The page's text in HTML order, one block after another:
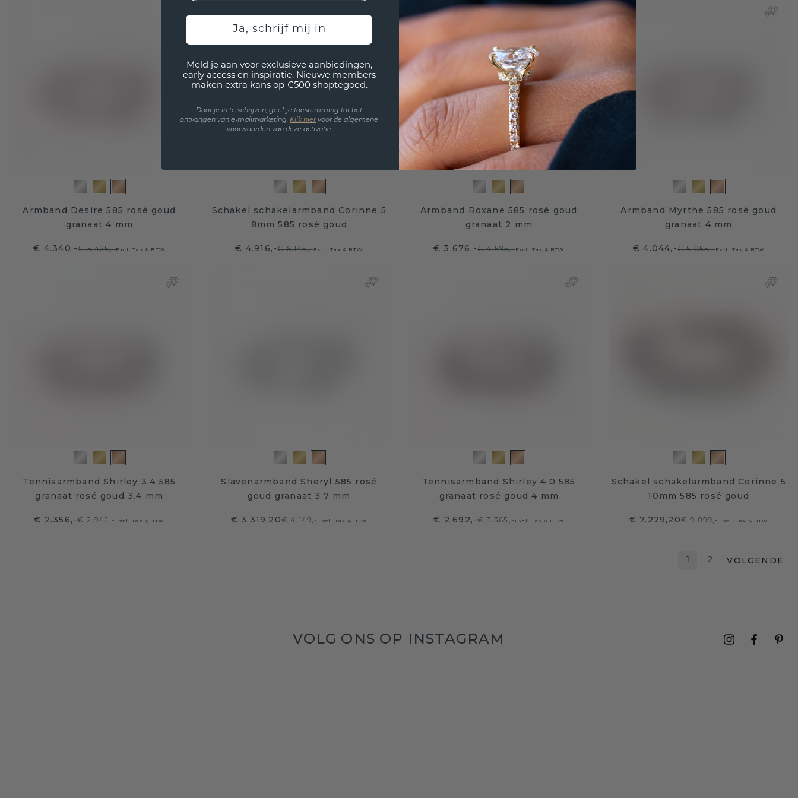
Armband Desire 585 rosé goud
granaat 4 mm
€ 4.340,-€ 5.425,-Excl. Tax & BTW
Schakel schakelarmband Corinne 5
8mm 585 rosé goud
€ 4.916,-€ 6.145,-Excl. Tax & BTW
Armband Roxane 585 rosé goud
granaat 2 mm
€ 3.676,-€ 4.595,-Excl. Tax & BTW
Armband Myrthe 585 rosé goud
granaat 4 mm
€ 4.044,-€ 5.055,-Excl. Tax & BTW
Tennisarmband Shirley 3.4 585
granaat rosé goud 3.4 mm
€ 2.356,-€ 2.945,-Excl. Tax & BTW
Slavenarmband Sheryl 585 rosé
goud granaat 3.7 mm
€ 3.319,20€ 4.149,-Excl. Tax & BTW
Tennisarmband Shirley 4.0 585
granaat rosé goud 4 mm
€ 2.692,-€ 3.365,-Excl. Tax & BTW
Schakel schakelarmband Corinne 5
10mm 585 rosé goud
€ 7.279,20€ 9.099,-Excl. Tax & BTW
1 2 VOLGENDE
VOLG ONS OP INSTAGRAM
Ja, schrijf mij in
Meld je aan voor exclusieve aanbiedingen,
early access en inspiratie. Nieuwe members
maken extra kans op €500 shoptegoed.
Door je in te schrijven, geef je toestemming tot het
ontvangen van e-mailmarketing. Klik hiervoor de algemene
voorwaarden van deze activatie